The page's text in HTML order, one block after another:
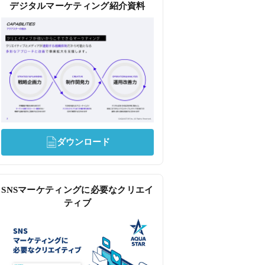
デジタルマーケティング紹介資料
ダウンロード
SNSマーケティングに必要なクリエイ
ティブ